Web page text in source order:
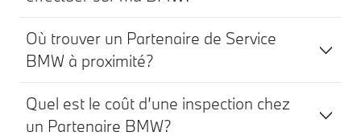
Où trouver un Partenaire de Service
BMW à proximité?
Quel est le coût d’une inspection chez
un Partenaire BMW?